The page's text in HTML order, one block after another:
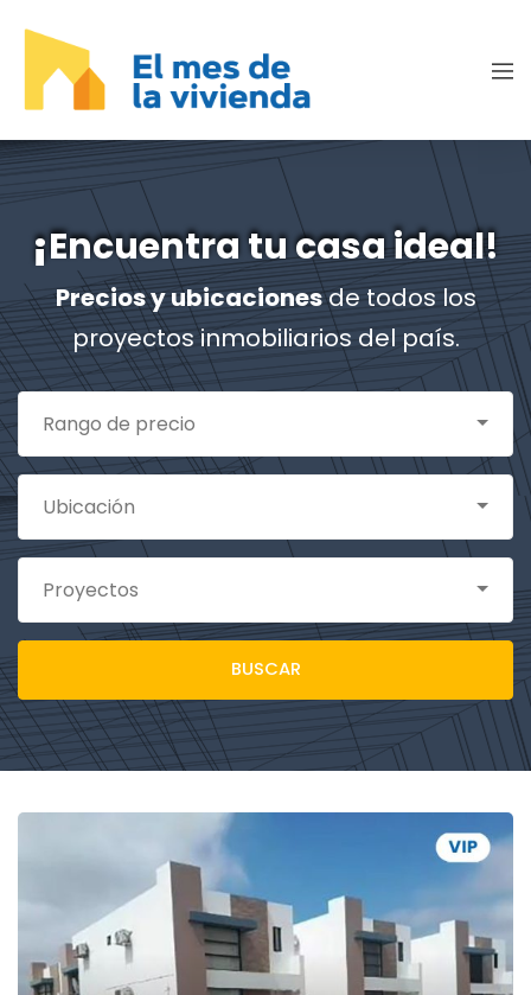
¡Encuentra tu casa ideal!
Precios y ubicacionesde todos los
proyectos inmobiliarios del país.
Rango de precio
Ubicación
Proyectos
BUSCAR